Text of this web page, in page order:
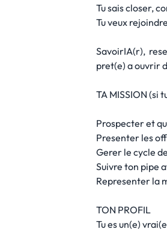
Tu sais closer,
Tu veux
SavoirIA(r),
pret(e) a ouvrir
TA MISSION (si
Prospecter et
Presenter les
Gerer le cycle
Suivre ton pipe
Representer la
TON PROFIL
Tu es un(e)